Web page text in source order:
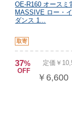
OE-R160 オースミ
MASSIVE ロー・
ダンス 1...
取寄
37%
OFF
定価￥
￥6,600